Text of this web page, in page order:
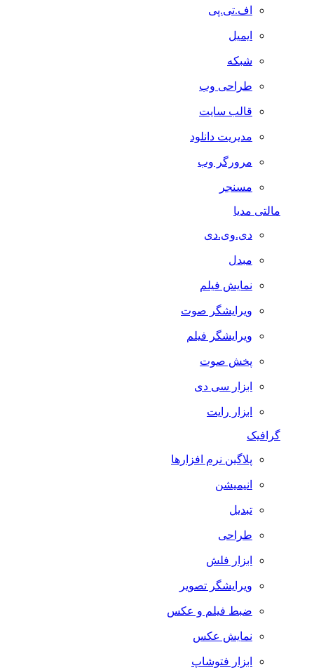
اف.تی.پی
ایمیل
شبکه
طراحی وب
قالب سایت
مدیریت دانلود
مرورگر وب
مسنجر
مالتی مدیا
دی.وی.دی
مبدل
نمایش فیلم
ویرایشگر صوت
ویرایشگر فیلم
پخش صوت
ابزار سی دی
ابزار رایت
گرافیک
پلاگین نرم افزارها
انیمیشن
تبدیل
طراحی
ابزار فلش
ویرایشگر تصویر
ضبط فيلم و عكس
نمایش عکس
ابزار فتوشاپ